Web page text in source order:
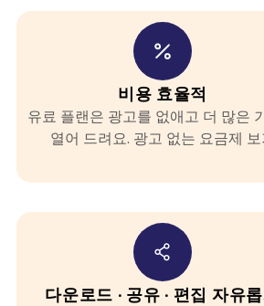
비용 효율적
유료 플랜은 광고를 없애고 더 많은
열어 드려요. 광고 없는 요금제 보
다운로드 · 공유 · 편집 자유